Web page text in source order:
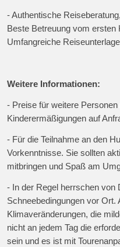
- Authentische
Beste Betreuung vom ersten
Umfangreiche
Weitere Informationen:
- Preise für weitere Personen
Kinderermäßigungen auf
- Für die Teilnahme an den
Vorkenntnisse. Sie sollten
mitbringen und Spaß am
- In der Regel herrschen von
Schneebedingungen vor
Klimaveränderungen, die
nicht an jedem Tag die
sein und es ist mit